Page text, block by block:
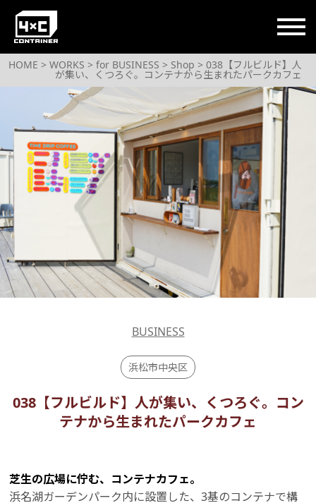
コンテナハウスライフをもっと自由に
HOME > WORKS > for BUSINESS > Shop > 038【フルビルド】人
が集い、くつろぐ。コンテナから生まれたパークカフェ
BUSINESS
浜松市中央区
038【フルビルド】人が集い、くつろぐ。コン
テナから生まれたパークカフェ
芝生の広場に佇む、コンテナカフェ。
浜名湖ガーデンパーク内に設置した、3基のコンテナで構